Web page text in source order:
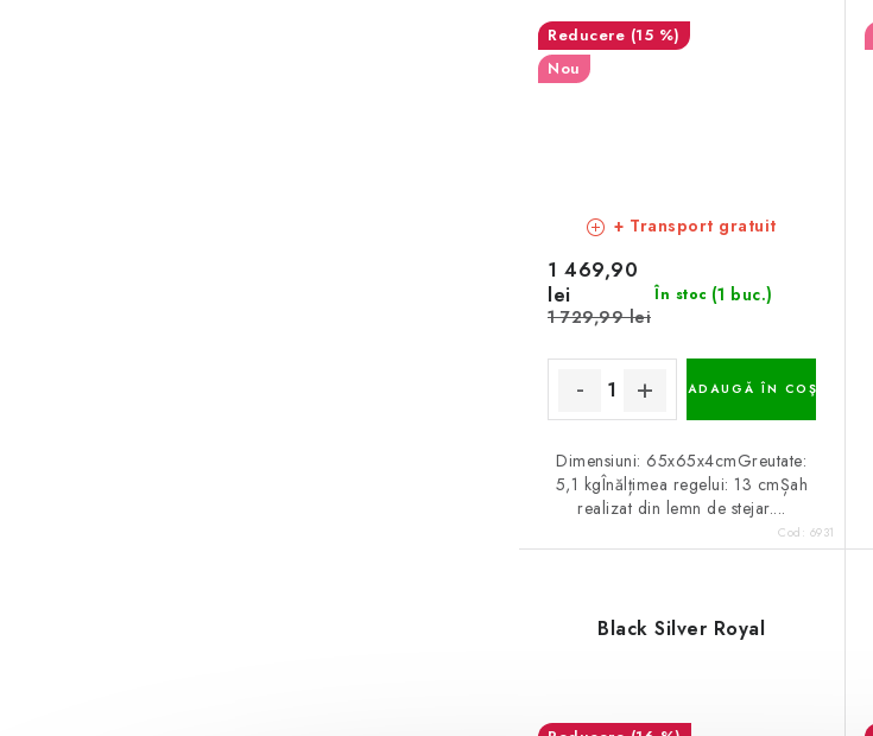
(15 %)
Nou
+ Transport gratuit
În stoc (1 buc.)
1 469,90
lei
1 729,99 lei
ADAUGĂ ÎN COŞ
Dimensiuni: 65x65x4cmGreutate:
5,1 kgÎnălțimea regelui: 13 cmȘah
realizat din lemn de stejar....
Cod: 6931
Black Silver Royal